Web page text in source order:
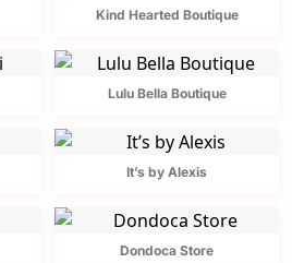
Kind Hearted Boutique
Lulu Bella Boutique
It’s by Alexis
Dondoca Store